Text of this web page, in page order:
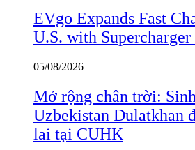
EVgo Expands Fast
U.S. with
05/08/2026
Mở rộng chân trời:
Uzbekistan Dulatkhan
lai tại CUHK